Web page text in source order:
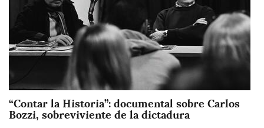
“Contar la Historia”: documental sobre Carlos
Bozzi, sobreviviente de la dictadura